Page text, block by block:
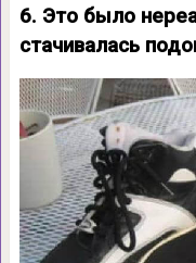
6. Это было
стачивалась